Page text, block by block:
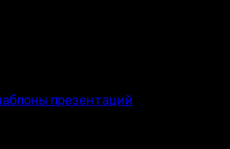
презентаций